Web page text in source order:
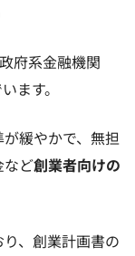
府系金融機関
ます。
緩やかで、無担
など創業者向けの
、創業計画書の